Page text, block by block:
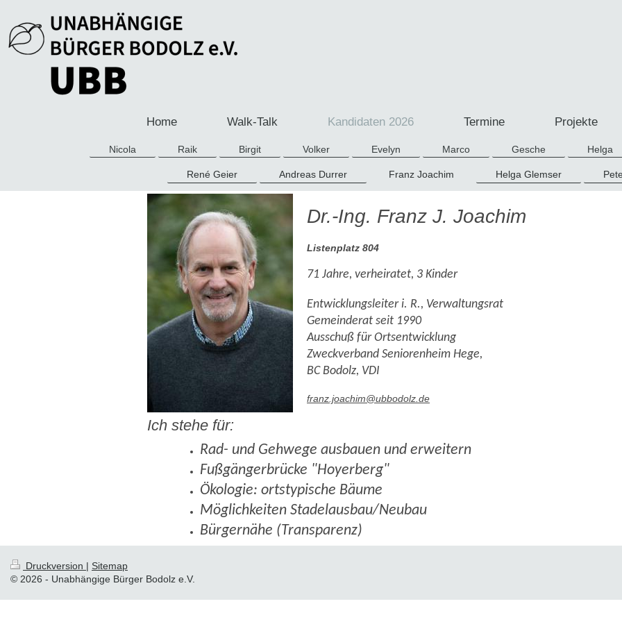
Home Walk-Talk Kandidaten 2026 Termine Projekte
Nicola Raik Birgit Volker Evelyn Marco Gesche Helga
René Geier Andreas Durrer Franz Joachim Helga Glemser
Dr.-Ing. Franz J. Joachim
Listenplatz 804
71 Jahre, verheiratet, 3 Kinder
Entwicklungsleiter i. R., Verwaltungsrat
Gemeinderat seit 1990
Ausschuß für Ortsentwicklung
Zweckverband Seniorenheim Hege,
BC Bodolz, VDI
franz.joachim@ubbodolz.de
Ich stehe für:
Rad- und Gehwege ausbauen und erweitern
Fußgängerbrücke "Hoyerberg"
Ökologie: ortstypische Bäume
Möglichkeiten Stadelausbau/Neubau
Bürgernähe (Transparenz)
Druckversion | Sitemap
© 2026 - Unabhängige Bürger Bodolz e.V.